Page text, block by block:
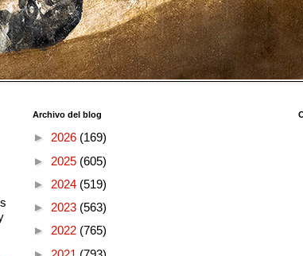
Archivo del blog
► 2026 (169)
► 2025 (605)
► 2024 (519)
► 2023 (563)
► 2022 (765)